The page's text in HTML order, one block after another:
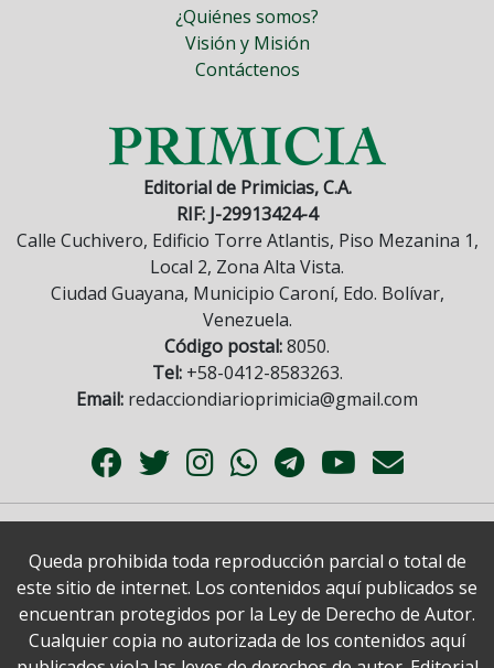
¿Quiénes somos?
Visión y Misión
Contáctenos
Editorial de Primicias, C.A.
RIF: J-29913424-4
Calle Cuchivero, Edificio Torre Atlantis, Piso Mezanina 1,
Local 2, Zona Alta Vista.
Ciudad Guayana, Municipio Caroní, Edo. Bolívar,
Venezuela.
Código postal:8050.
Tel:+58-0412-8583263.
Email: redacciondiarioprimicia@gmail.com
Queda prohibida toda reproducción parcial o total de
este sitio de internet. Los contenidos aquí publicados se
encuentran protegidos por la Ley de Derecho de Autor.
Cualquier copia no autorizada de los contenidos aquí